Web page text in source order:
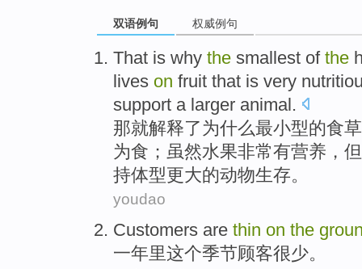
双语例句 权威例句
That is why the smallest of the
lives on fruit that is very
support a larger animal.
那就解释了为什么最小型的食草
为食；虽然水果非常有营养 ，
持体型更大的动物生存。
youdao
Customers are thin on the
一年里这个季节顾客很少。